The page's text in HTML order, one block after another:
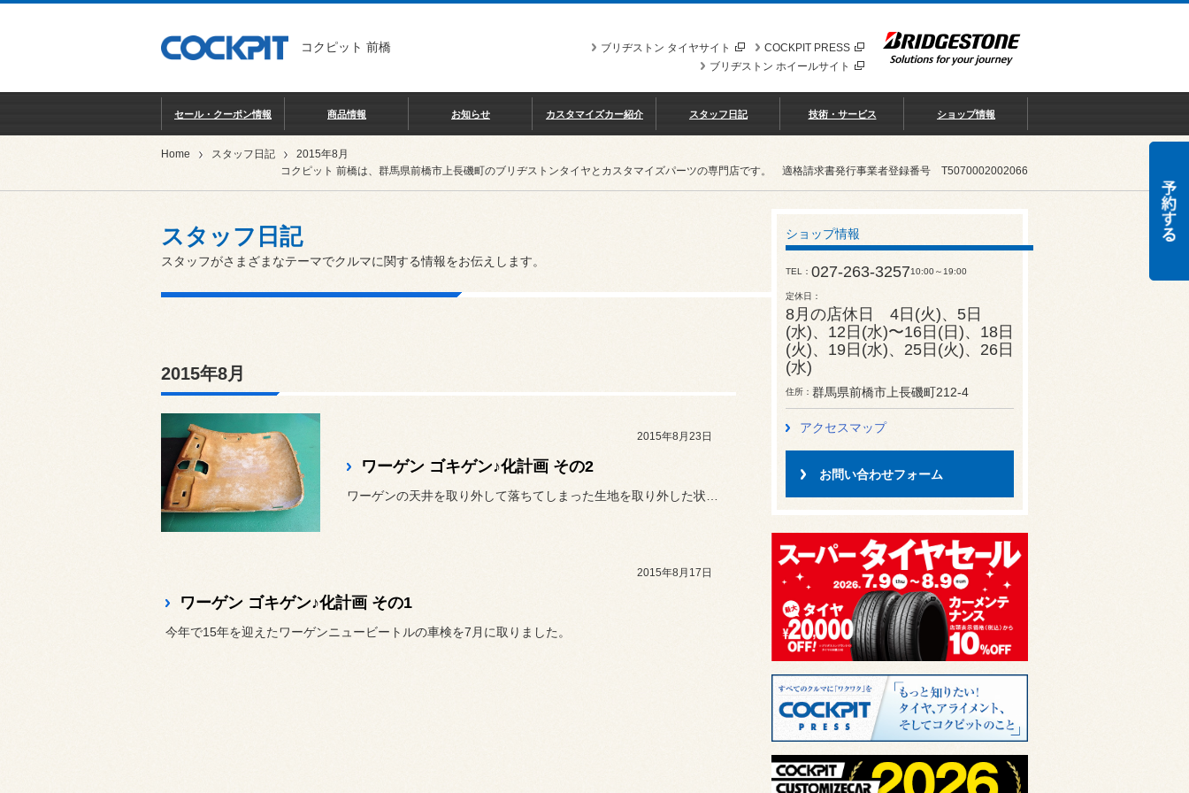
コクピット 前橋 COCKPIT PRESS
ブリヂストン タイヤサイト
ブリヂストン ホイールサイト
セール・クーポン情報 商品情報 お知らせ カスタマイズカー紹介 スタッフ日記 技術・サービス ショップ情報
Home スタッフ日記
2015年8月
コクピット 前橋は、群馬県前橋市上長磯町のブリヂストンタイヤとカスタマイズパーツの専門店です。 適格請求書発行事業者登録番号 T5070002002066
スタッフ日記
スタッフがさまざまなテーマでクルマに関する情報をお伝えします。
2015年8月
2015年8月23日
ワーゲン ゴキゲン♪化計画 その2
2015年8月17日
ワーゲン ゴキゲン♪化計画 その1
今年で15年を迎えたワーゲンニュービートルの車検を7月に取りました。
ショップ情報
TEL 027-263-325710:00～19:00
定休日
8月の店休日 4日(火)、5日
(水)、12日(水)〜16日(日)、18日
(火)、19日(水)、25日(火)、26日
(水)
住所 群馬県前橋市上長磯町212-4
アクセスマップ
お問い合わせフォーム